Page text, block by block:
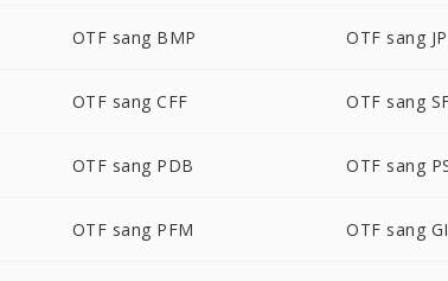
OTF sang BMP OTF sang
OTF sang CFF OTF sang
OTF sang PDB OTF sang
OTF sang PFM OTF sang